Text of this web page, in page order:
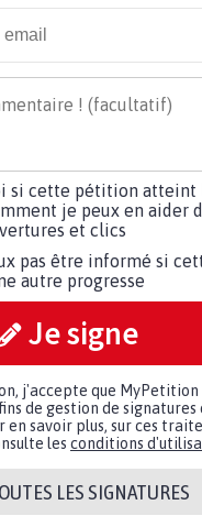
si cette pétition atteint
je peux en aider
et clics
pas être informé si
autre progresse
Je signe
j'accepte que
de gestion de signatures
en savoir plus, sur ces
les conditions
LES SIGNATURES